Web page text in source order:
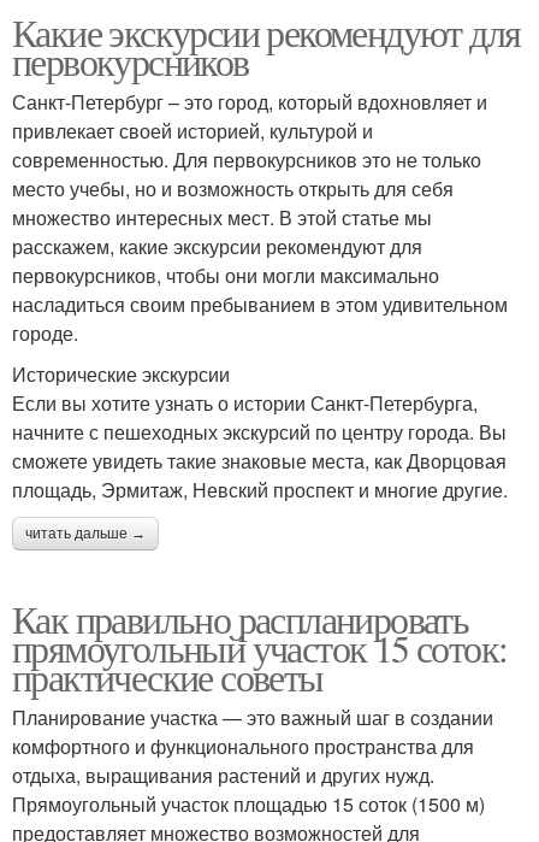
Какие экскурсии рекомендуют для
первокурсников
Санкт-Петербург – это город, который вдохновляет и
привлекает своей историей, культурой и
современностью. Для первокурсников это не только
место учебы, но и возможность открыть для себя
множество интересных мест. В этой статье мы
расскажем, какие экскурсии рекомендуют для
первокурсников, чтобы они могли максимально
насладиться своим пребыванием в этом удивительном
городе.
Исторические экскурсии
Если вы хотите узнать о истории Санкт-Петербурга,
начните с пешеходных экскурсий по центру города. Вы
сможете увидеть такие знаковые места, как Дворцовая
площадь, Эрмитаж, Невский проспект и многие другие.
читать дальше →
Как правильно распланировать
прямоугольный участок 15 соток:
практические советы
Планирование участка — это важный шаг в создании
комфортного и функционального пространства для
отдыха, выращивания растений и других нужд.
Прямоугольный участок площадью 15 соток (1500 м)
предоставляет множество возможностей для